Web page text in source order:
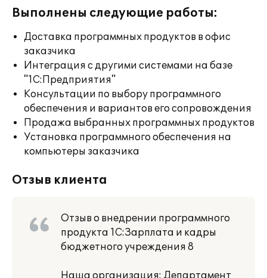
Выполнены следующие работы:
Доставка программных продуктов в офис
заказчика
Интеграция с другими системами на базе
"1С:Предприятия"
Консультации по выбору программного
обеспечения и вариантов его сопровождения
Продажа выбранных программных продуктов
Установка программного обеспечения на
компьютеры заказчика
Отзыв клиента
Отзыв о внедрении программного
продукта 1С:Зарплата и кадры
бюджетного учреждения 8
Наша организация: Департамент